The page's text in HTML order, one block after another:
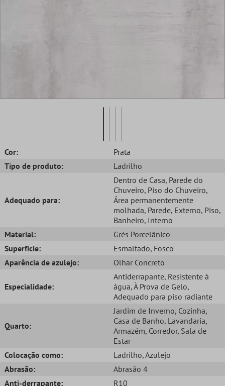
Cor:
Prata
Tipo de produto:
Ladrilho
Adequado para:
Dentro de Casa, Parede do
Chuveiro, Piso do Chuveiro,
Área permanentemente
molhada, Parede, Externo, Piso,
Banheiro, Interno
Material:
Grés Porcelânico
Superfície:
Esmaltado, Fosco
Aparência de azulejo:
Olhar Concreto
Especialidade:
Antiderrapante, Resistente à
água, À Prova de Gelo,
Adequado para piso radiante
Quarto:
Jardim de Inverno, Cozinha,
Casa de Banho, Lavandaria,
Armazém, Corredor, Sala de
Estar
Colocação como:
Ladrilho, Azulejo
Abrasão:
Abrasão 4
Anti-derrapante:
R10